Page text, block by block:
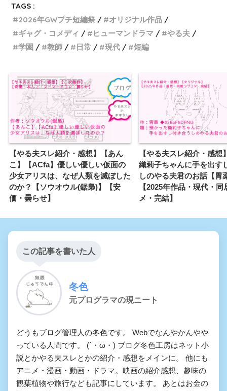
TAGS :
2026年GWプチ短編祭
オリジナル作品
ギャグ・コメディ
ヒューマンドラマ
やる夫
学園
教師 日常 現代 短編
【やる夫スレ紹介・感想】【あん
こ】【ACfa】優しい優しい仮面の
少女アリスは、なぜ人類を滅ぼした
のか？【ソウオウル(鋸梟)】【安
価・曇らせ】
【やる夫スレ紹介・感想
織莉子ちゃんに手を出す
しのやる夫君のお話【胃
【2025年作品・現代・同
メ・完結】
この記事を書いた人
冬色
元プログラマの現ニート
どうもブログ管理人の冬色です。 Webでなんやかんやや
っている人間です。 (´・ω・) ブログ冬色工房はネット小
説とかやる夫スレとかの紹介・感想をメインに。 他にも
アニメ・漫画・動画・ドラマ。映画の紹介感想、趣味の
観葉植物や旅行なども記事にしています。 あとはお金の